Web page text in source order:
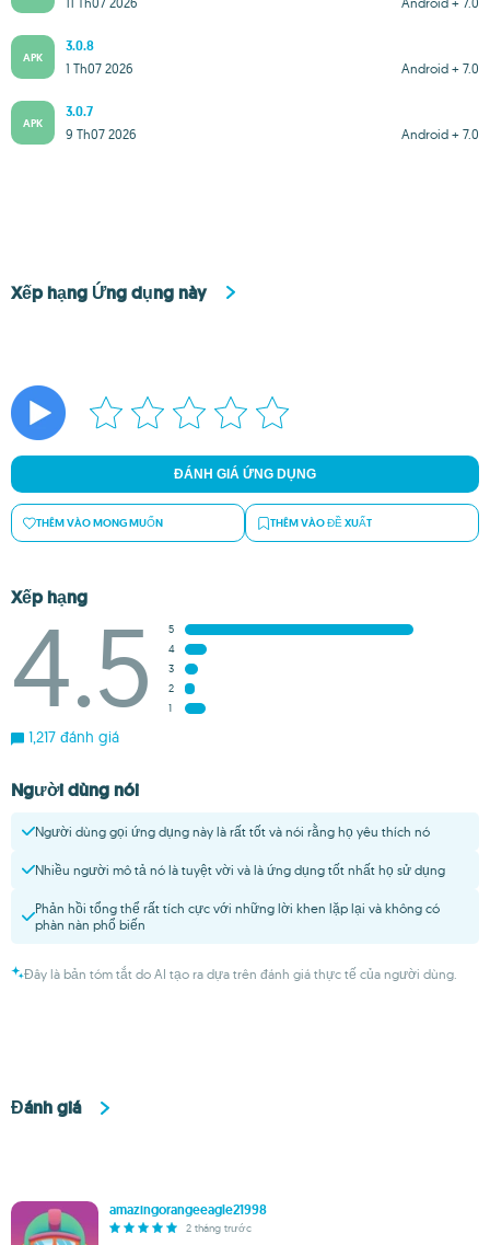
APK
3.0.8
Android + 7.0
1 Th07 2026
APK
3.0.7
Android + 7.0
9 Th07 2026
Xếp hạng Ứng dụng này
ĐÁNH GIÁ ỨNG DỤNG
THÊM VÀO MONG MUỐN THÊM VÀO ĐỀ XUẤT
Xếp hạng
4.5
5
4
3
2
1
1,217 đánh giá
Người dùng nói
Người dùng gọi ứng dụng này là rất tốt và nói rằng họ yêu thích nó
Nhiều người mô tả nó là tuyệt vời và là ứng dụng tốt nhất họ sử dụng
Phản hồi tổng thể rất tích cực với những lời khen lặp lại và không có
phàn nàn phổ biến
Đây là bản tóm tắt do AI tạo ra dựa trên đánh giá thực tế của người dùng.
Đánh giá
amazingorangeeagle21998
2 tháng trước